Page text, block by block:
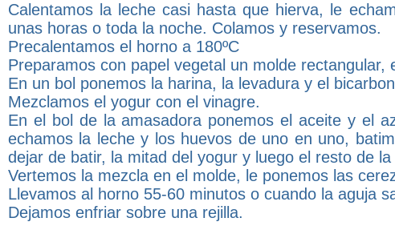
Calentamos la leche casi hasta que hierva, le
unas horas o toda la noche. Colamos y reservamos.
Precalentamos el horno a 180ºC
Preparamos con papel vegetal un molde rectangular,
En un bol ponemos la harina, la levadura y el
Mezclamos el yogur con el vinagre.
En el bol de la amasadora ponemos el aceite y el
echamos la leche y los huevos de uno en uno,
dejar de batir, la mitad del yogur y luego el resto de
Vertemos la mezcla en el molde, le ponemos las
Llevamos al horno 55-60 minutos o cuando la aguja
Dejamos enfriar sobre una rejilla.